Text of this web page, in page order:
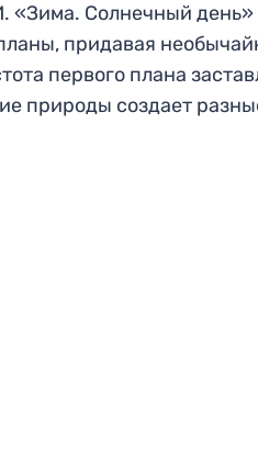
«Зима. Солнечный
придавая
первого плана
природы создает